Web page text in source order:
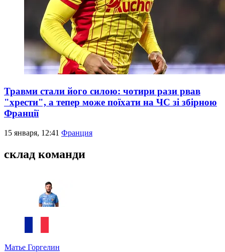
Травми стали його силою: чотири рази рвав
"хрести", а тепер може поїхати на ЧС зі збірною
Франції
15 января, 12:41 Франция
склад команди
Матье Горгелин